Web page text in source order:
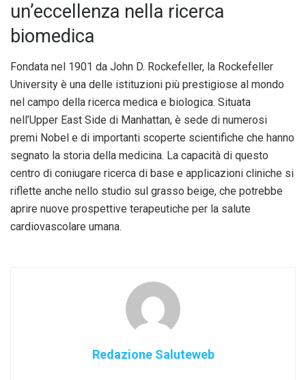
un’eccellenza nella ricerca
biomedica
Fondata nel 1901 da John D. Rockefeller, la Rockefeller
University è una delle istituzioni più prestigiose al mondo
nel campo della ricerca medica e biologica. Situata
nell’Upper East Side di Manhattan, è sede di numerosi
premi Nobel e di importanti scoperte scientifiche che hanno
segnato la storia della medicina. La capacità di questo
centro di coniugare ricerca di base e applicazioni cliniche si
riflette anche nello studio sul grasso beige, che potrebbe
aprire nuove prospettive terapeutiche per la salute
cardiovascolare umana.
Redazione Saluteweb